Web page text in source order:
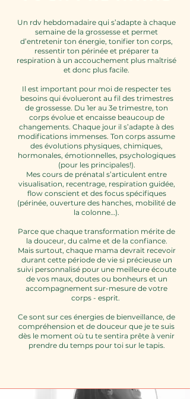
Un rdv hebdomadaire qui s’adapte à chaque
semaine de la grossesse et permet
d’entretenir ton énergie, tonifier ton corps,
ressentir ton périnée et préparer ta
respiration à un accouchement plus maîtrisé
et donc plus facile.
Il est important pour moi de respecter tes
besoins qui évolueront au fil des trimestres
de grossesse. Du 1er au 3e trimestre, ton
corps évolue et encaisse beaucoup de
changements. Chaque jour il s’adapte à des
modifications immenses. Ton corps assume
des évolutions physiques, chimiques,
hormonales, émotionnelles, psychologiques
(pour les principales!).
Mes cours de prénatal s’articulent entre
visualisation, recentrage, respiration guidée,
flow conscient et des focus spécifiques
(périnée, ouverture des hanches, mobilité de
la colonne…).
Parce que chaque transformation mérite de
la douceur, du calme et de la confiance.
Mais surtout, chaque mama devrait recevoir
durant cette période de vie si précieuse un
suivi personnalisé pour une meilleure écoute
de vos maux, doutes ou bonheurs et un
accompagnement sur-mesure de votre
corps - esprit.
Ce sont sur ces énergies de bienveillance, de
compréhension et de douceur que je te suis
dès le moment où tu te sentira prête à venir
prendre du temps pour toi sur le tapis.